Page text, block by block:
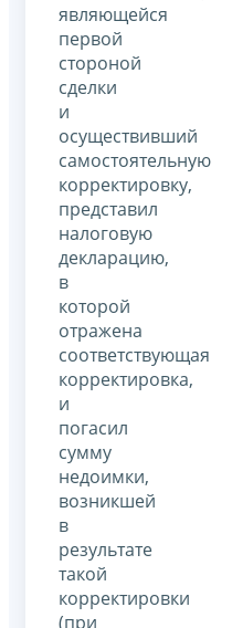
являющейся
первой
стороной
сделки
и
осуществивший
самостоятельную
корректировку,
представил
налоговую
декларацию,
в
которой
отражена
соответствующая
корректировка,
и
погасил
сумму
недоимки,
возникшей
в
результате
такой
корректировки
(при